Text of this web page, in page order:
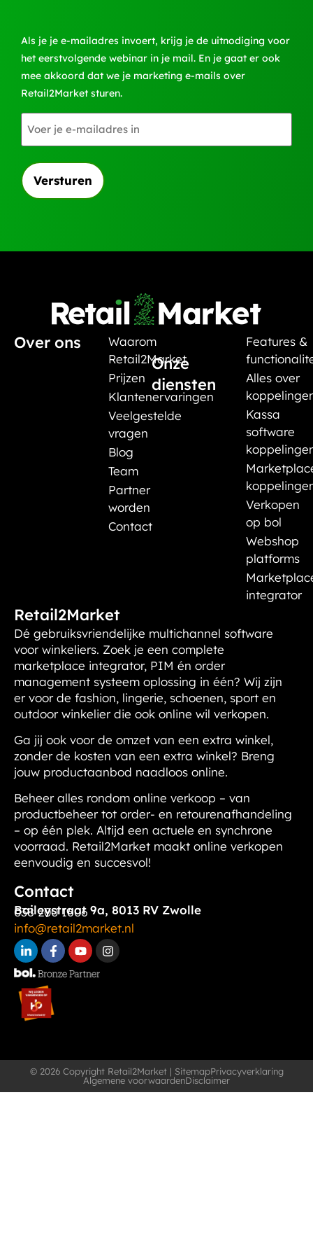
Als je je e-mailadres invoert, krijg je de uitnodiging voor
het eerstvolgende webinar in je mail. En je gaat er ook
mee akkoord dat we je marketing e-mails over
Retail2Market sturen.
mailadres
Over ons
Waarom
Retail2Market
Prijzen
Klantenervaringen
Veelgestelde
vragen
Blog
Team
Partner
worden
Contact
Onze
diensten
Features &
Alles over
Kassa
software
Verkopen
op bol
Webshop
platforms
integrator
Retail2Market
Dé gebruiksvriendelijke multichannel software
voor winkeliers. Zoek je een complete
marketplace integrator, PIM én order
management systeem oplossing in één? Wij zijn
er voor de fashion, lingerie, schoenen, sport en
outdoor winkelier die ook online wil verkopen.
Ga jij ook voor de omzet van een extra winkel,
zonder de kosten van een extra winkel? Breng
jouw productaanbod naadloos online.
Beheer alles rondom online verkoop – van
productbeheer tot order- en retourenafhandeling
– op één plek. Altijd een actuele en synchrone
voorraad. Retail2Market maakt online verkopen
eenvoudig en succesvol!
Contact
Baileystraat 9a, 8013 RV Zwolle
038 200 1606
info@retail2market.nl
© 2026 Copyright Retail2Market | SitemapPrivacyverklaring
Algemene voorwaardenDisclaimer